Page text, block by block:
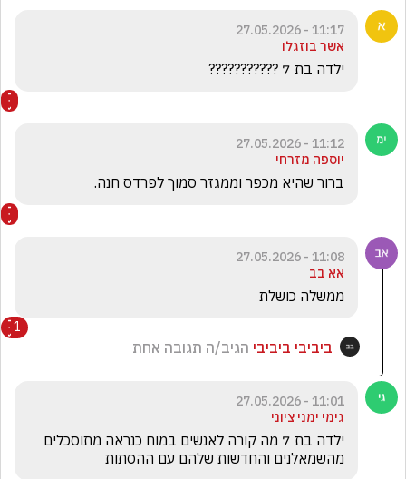
11:17 - 27.05.2026
אשר בוזגלו
ילדה בת 7 ???????????
11:12 - 27.05.2026
יוספה מזרחי
ברור שהיא מכפר וממגזר סמוך לפרדס חנה.
11:08 - 27.05.2026
אא בב
ממשלה כושלת
1
ביביבי ביביבי הגיב/ה תגובה אחת
11:01 - 27.05.2026
גימי ימני ציוני
מהשמאלנים והחדשות שלהם עם ההסתות